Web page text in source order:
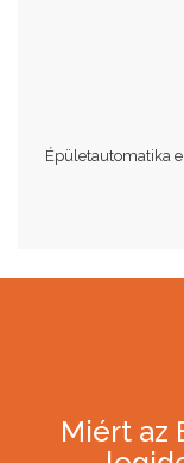
Épületautomatika
Miért az